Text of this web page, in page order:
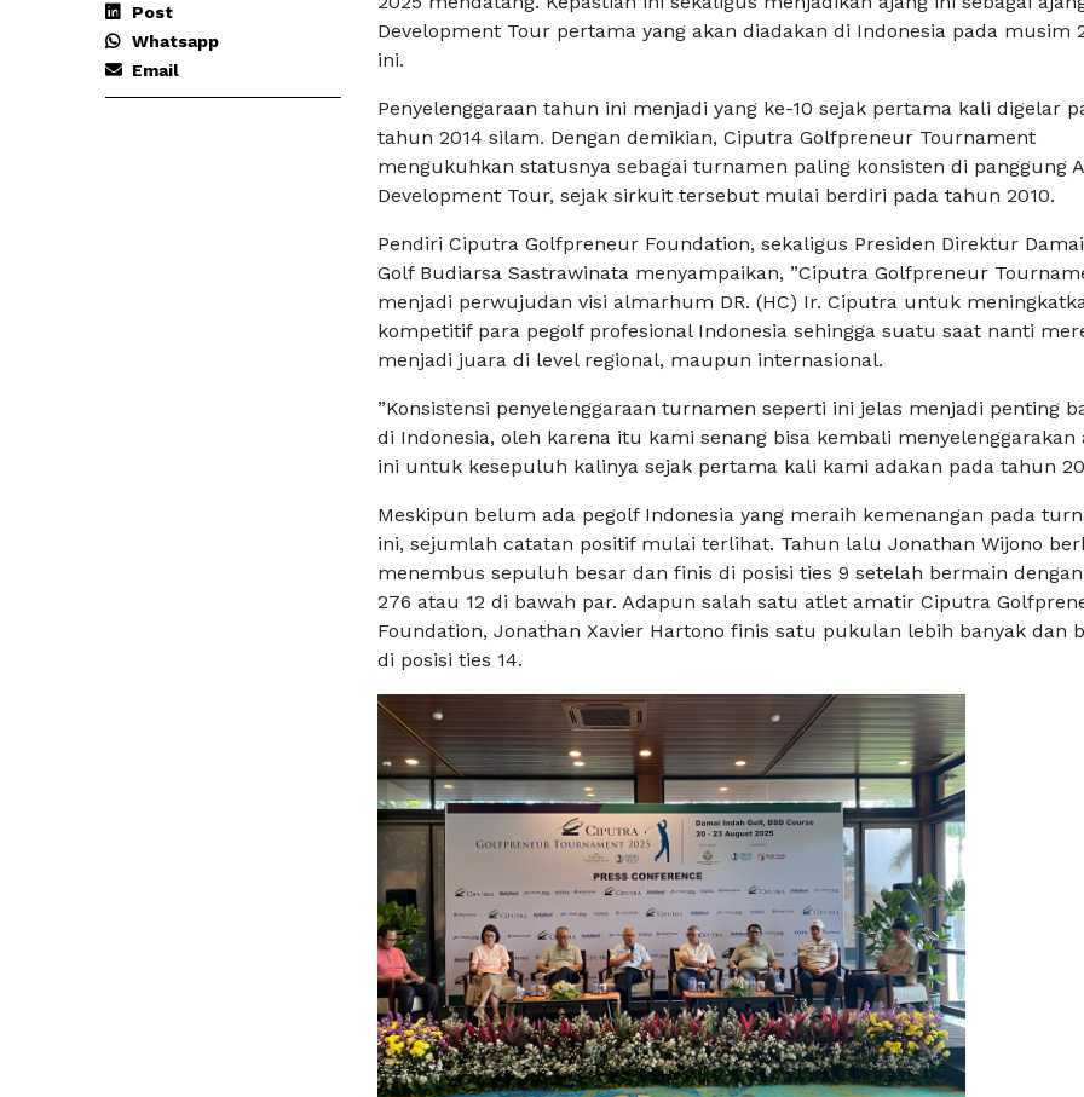
Post
Whatsapp
Email
Development Tour pertama yang akan diadakan di Indonesia pada musim
ini.
Penyelenggaraan tahun ini menjadi yang ke-10 sejak pertama kali digelar
tahun 2014 silam. Dengan demikian, Ciputra Golfpreneur Tournament
mengukuhkan statusnya sebagai turnamen paling konsisten di panggung
Development Tour, sejak sirkuit tersebut mulai berdiri pada tahun 2010.
Pendiri Ciputra Golfpreneur Foundation, sekaligus Presiden Direktur
Golf Budiarsa Sastrawinata menyampaikan, ”Ciputra Golfpreneur
menjadi perwujudan visi almarhum DR. (HC) Ir. Ciputra untuk
kompetitif para pegolf profesional Indonesia sehingga suatu saat nanti
menjadi juara di level regional, maupun internasional.
”Konsistensi penyelenggaraan turnamen seperti ini jelas menjadi penting
di Indonesia, oleh karena itu kami senang bisa kembali menyelenggarakan
ini untuk kesepuluh kalinya sejak pertama kali kami adakan pada tahun
Meskipun belum ada pegolf Indonesia yang meraih kemenangan pada
ini, sejumlah catatan positif mulai terlihat. Tahun lalu Jonathan Wijono
menembus sepuluh besar dan finis di posisi ties 9 setelah bermain
276 atau 12 di bawah par. Adapun salah satu atlet amatir Ciputra
Foundation, Jonathan Xavier Hartono finis satu pukulan lebih banyak dan
di posisi ties 14.